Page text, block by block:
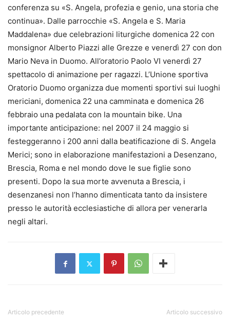
conferenza su «S. Angela, profezia e genio, una storia che
continua». Dalle parrocchie «S. Angela e S. Maria
Maddalena» due celebrazioni liturgiche domenica 22 con
monsignor Alberto Piazzi alle Grezze e venerdì 27 con don
Mario Neva in Duomo. All’oratorio Paolo VI venerdì 27
spettacolo di animazione per ragazzi. L’Unione sportiva
Oratorio Duomo organizza due momenti sportivi sui luoghi
mericiani, domenica 22 una camminata e domenica 26
febbraio una pedalata con la mountain bike. Una
importante anticipazione: nel 2007 il 24 maggio si
festeggeranno i 200 anni dalla beatificazione di S. Angela
Merici; sono in elaborazione manifestazioni a Desenzano,
Brescia, Roma e nel mondo dove le sue figlie sono
presenti. Dopo la sua morte avvenuta a Brescia, i
desenzanesi non l’hanno dimenticata tanto da insistere
presso le autorità ecclesiastiche di allora per venerarla
negli altari.
Articolo precedente Articolo successivo